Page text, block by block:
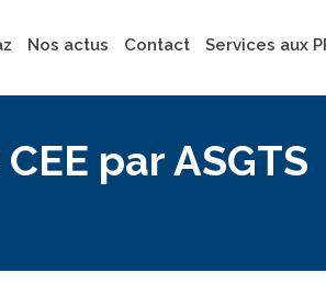
Nos actus Contact Services aux
par ASGTS